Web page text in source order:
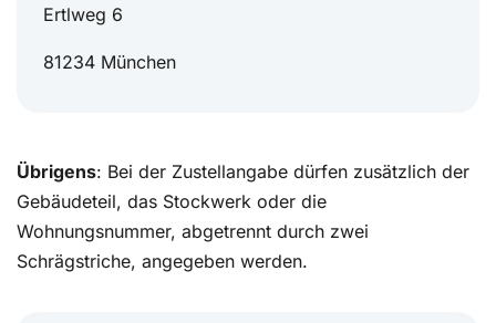
Ertlweg 6
81234 München
Übrigens: Bei der Zustellangabe dürfen zusätzlich der
Gebäudeteil, das Stockwerk oder die
Wohnungsnummer, abgetrennt durch zwei
Schrägstriche, angegeben werden.